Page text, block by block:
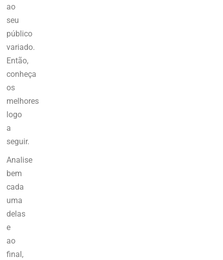
ao
seu
público
variado.
Então,
conheça
os
melhores
logo
a
seguir.
Analise
bem
cada
uma
delas
e
ao
final,